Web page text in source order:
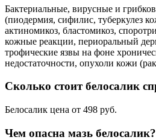
Бактериальные, вирусные и
(пиодермия, сифилис, туберкулез
актиномикоз, бластомикоз,
кожные реакции, периоральный
трофические язвы на фоне
недостаточности, опухоли кожи
Сколько стоит белосалик
Белосалик цена от 498 руб.
Чем опасна мазь белосалик?